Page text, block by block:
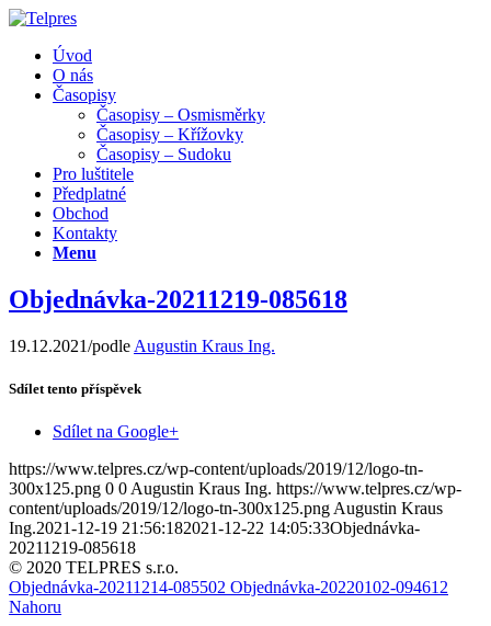
Úvod
O nás
Časopisy
Časopisy – Osmisměrky
Časopisy – Křížovky
Časopisy – Sudoku
Pro luštitele
Předplatné
Obchod
Kontakty
Menu
Objednávka-20211219-085618
19.12.2021/podle Augustin Kraus Ing.
Sdílet tento příspěvek
Sdílet na Google+
https://www.telpres.cz/wp-content/uploads/2019/12/logo-tn-
300x125.png 0 0 Augustin Kraus Ing. https://www.telpres.cz/wp-
content/uploads/2019/12/logo-tn-300x125.png Augustin Kraus
Ing.2021-12-19 21:56:182021-12-22 14:05:33Objednávka-
20211219-085618
© 2020 TELPRES s.r.o.
Objednávka-20211214-085502 Objednávka-20220102-094612
Nahoru